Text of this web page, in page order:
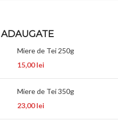
Miere de Tei 250g
15,00lei
Miere de Tei 350g
23,00lei